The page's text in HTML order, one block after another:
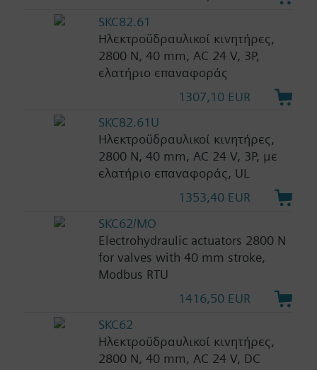
SKC82.61
Ηλεκτροϋδραυλικοί κινητήρες,
2800 N, 40 mm, AC 24 V, 3P,
ελατήριο επαναφοράς
1307,10 EUR
SKC82.61U
Ηλεκτροϋδραυλικοί κινητήρες,
2800 N, 40 mm, AC 24 V, 3P, με
ελατήριο επαναφοράς, UL
1353,40 EUR
SKC62/MO
Electrohydraulic actuators 2800 N
for valves with 40 mm stroke,
Modbus RTU
1416,50 EUR
SKC62
Ηλεκτροϋδραυλικοί κινητήρες,
2800 N, 40 mm, AC 24 V, DC